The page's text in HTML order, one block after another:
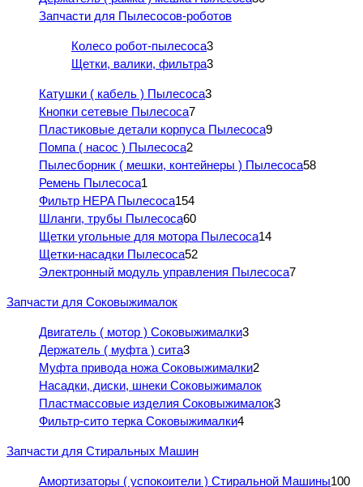
Запчасти для Пылесосов-роботов
Колесо робот-пылесоса3
Щетки, валики, фильтра3
Катушки ( кабель ) Пылесоса3
Кнопки сетевые Пылесоса7
Пластиковые детали корпуса Пылесоса9
Помпа ( насос ) Пылесоса2
Пылесборник ( мешки, контейнеры ) Пылесоса58
Ремень Пылесоса1
Фильтр HEPA Пылесоса154
Шланги, трубы Пылесоса60
Щетки угольные для мотора Пылесоса14
Щетки-насадки Пылесоса52
Электронный модуль управления Пылесоса7
Запчасти для Соковыжималок
Двигатель ( мотор ) Соковыжималки3
Держатель ( муфта ) сита3
Муфта привода ножа Соковыжималки2
Насадки, диски, шнеки Соковыжималок
Пластмассовые изделия Соковыжималок3
Фильтр-сито терка Соковыжималки4
Запчасти для Стиральных Машин
Амортизаторы ( успокоители ) Стиральной Машины100